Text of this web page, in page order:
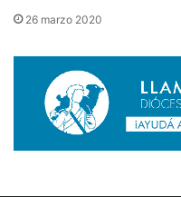
26 marzo 2020